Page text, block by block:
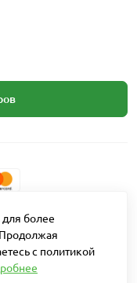
сборка"
для более
с политикой